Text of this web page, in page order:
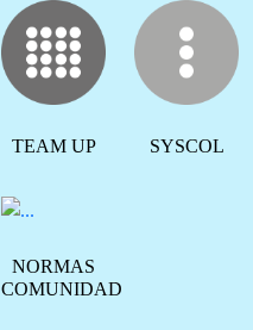
TEAM UP SYSCOL
NORMAS
COMUNIDAD